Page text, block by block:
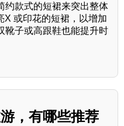
约款式的短裙来突出整体
X 或印花的短裙，以增加
靴子或高跟鞋也能提升时
，有哪些推荐